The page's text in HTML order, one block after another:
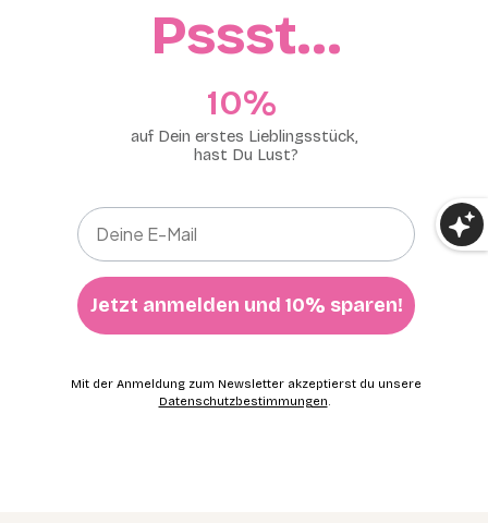
Pssst…
10%​
auf Dein erstes Lieblingsstück,
hast Du Lust?
Jetzt anmelden und 10% sparen!
Mit der Anmeldung zum Newsletter akzeptierst du unsere
Datenschutzbestimmungen.